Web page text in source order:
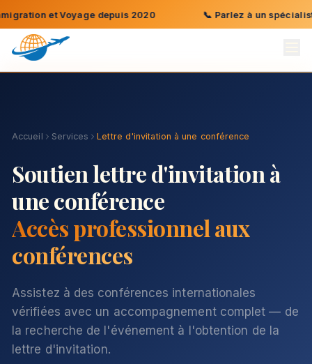
Voyage depuis 2020 📞 Parlez à un spécialiste : +1
Accueil Services Lettre d'invitation à une conférence
Soutien lettre d'invitation à
une conférence
Accès professionnel aux
conférences
Assistez à des conférences internationales
vérifiées avec un accompagnement complet — de
la recherche de l'événement à l'obtention de la
lettre d'invitation.